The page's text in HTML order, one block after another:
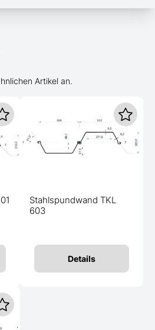
Artikel an.
Stahlspundwand TKL
603
Details